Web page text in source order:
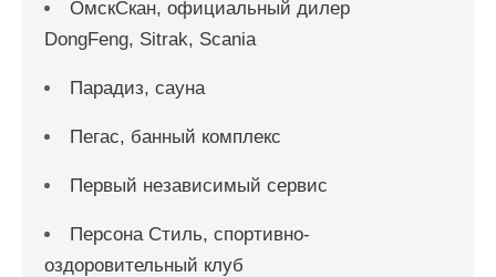
ОмскСкан, официальный дилер
DongFeng, Sitrak, Scania
Парадиз, сауна
Пегас, банный комплекс
Первый независимый сервис
Персона Стиль, спортивно-
оздоровительный клуб